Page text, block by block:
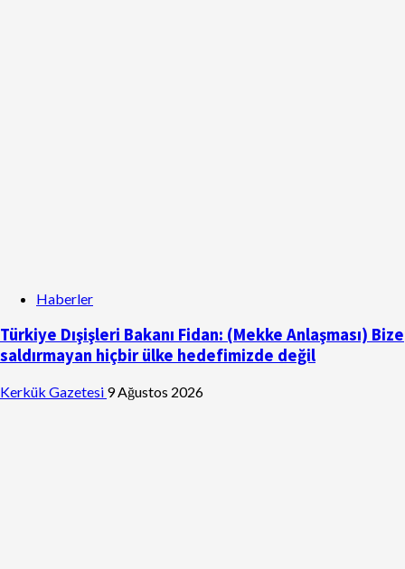
Haberler
Türkiye Dışişleri Bakanı Fidan: (Mekke Anlaşması) Bize
saldırmayan hiçbir ülke hedefimizde değil
Kerkük Gazetesi 9 Ağustos 2026